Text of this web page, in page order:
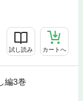
試し読み カートへ
編3巻